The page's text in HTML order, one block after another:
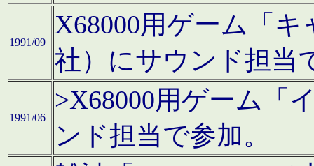
1991/09
X68000用ゲーム「
社）にサウンド担当
1991/06
>X68000用ゲーム「
ンド担当で参加。